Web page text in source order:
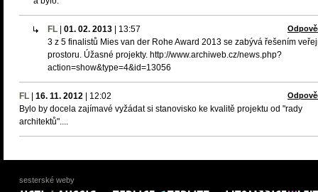
FL 01. 02. 2013 13:57
3 z 5 finalistů Mies van der Rohe Award 2013 se zabývá řešením
prostoru. Úžasné projekty. http://www.archiweb.cz/news.php?
action=show&type=4&id=13056
FL 16. 11. 2012 12:02
Bylo by docela zajímavé vyžádat si stanovisko ke kvalitě projektu od "rady
architektů"....
sesterské weby